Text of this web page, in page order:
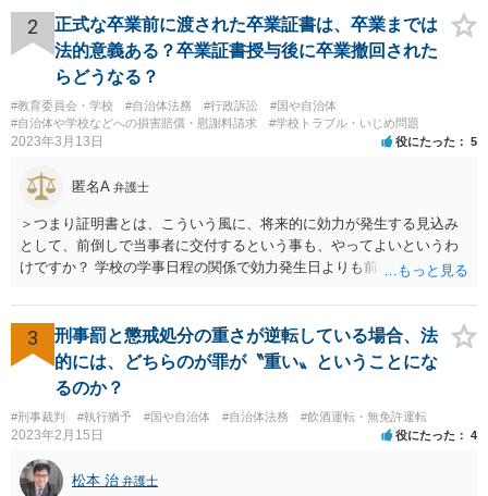
2
正式な卒業前に渡された卒業証書は、卒業までは
法的意義ある？卒業証書授与後に卒業撤回された
らどうなる？
#教育委員会・学校 #自治体法務 #行政訴訟
#国や自治体
#自治体や学校などへの損害賠償・慰謝料請求
#学校トラブル・いじめ問題
2023年3月13日 役にたった 5
匿名A 弁護士
＞つまり証明書とは、こういう風に、将来的に効力が発生する見込み
として、前倒しで当事者に交付するという事も、やってよいというわ
けですか？ 学校の学事日程の関係で効力発生日よりも前に交付したか
でしょう。 両者をそろえるに越したことはないですが、卒業式の日程
自体は各学校によって慣例として定められることが多いですし、学籍
離脱日も、学校によって異なるようですから、そのこと自体に特に問
題はないでしょう。 ＞万一、効力発生日より前に、その効力が無効と
なる出来事が起こったとしたら、その証明書は効力を発生する事な
く、証明書としては無効化されるということですね？ そう考えるのが
自然でしょう。 ただし、卒業証書自体は、通常記載されている内容
が、全課程を修了したという事実について記載されており、卒業式時
点では、そのこと自体は過去の事実として間違いないので、卒業証書
3
刑事罰と懲戒処分の重さが逆転している場合、法
的には、どちらのが罪が〝重い〟ということにな
るのか？
#刑事裁判 #執行猶予 #国や自治体 #自治体法務 #飲酒運転・無免許運転
2023年2月15日 役にたった 4
松本 治 弁護士